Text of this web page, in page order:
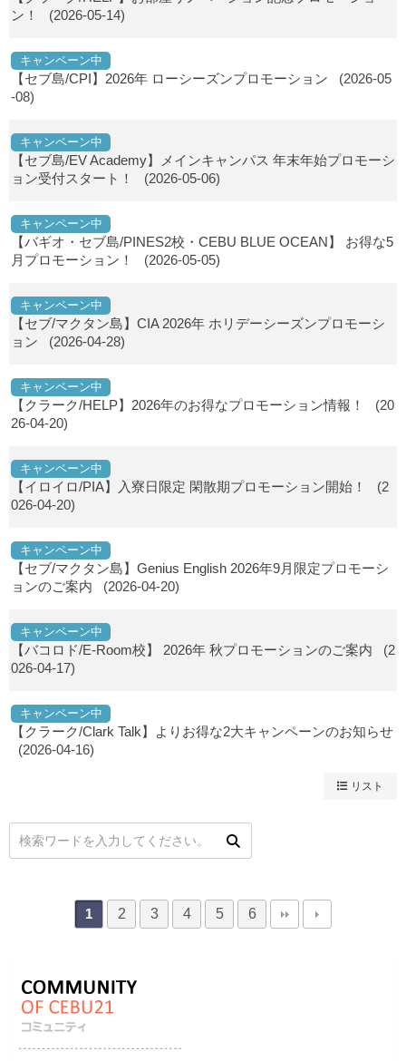
ン！
(2026-05-14)
キャンペーン中
【セブ島/CPI】2026年 ローシーズンプロモーション (2026-05
-08)
キャンペーン中
【セブ島/EV Academy】メインキャンパス 年末年始プロモーシ
ョン受付スタート！
(2026-05-06)
キャンペーン中
【バギオ・セブ島/PINES2校・CEBU BLUE OCEAN】 お得な5
月プロモーション！
(2026-05-05)
キャンペーン中
【セブ/マクタン島】CIA 2026年 ホリデーシーズンプロモーシ
ョン
(2026-04-28)
キャンペーン中
【クラーク/HELP】2026年のお得なプロモーション情報！
(20
26-04-20)
キャンペーン中
【イロイロ/PIA】入寮日限定 閑散期プロモーション開始！
(2
026-04-20)
キャンペーン中
【セブ/マクタン島】Genius English 2026年9月限定プロモーシ
ョンのご案内 (2026-04-20)
キャンペーン中
【バコロド/E-Room校】 2026年 秋プロモーションのご案内 (2
026-04-17)
キャンペーン中
【クラーク/Clark Talk】よりお得な2大キャンペーンのお知らせ
(2026-04-16)
リスト
1 2 3 4 5 6